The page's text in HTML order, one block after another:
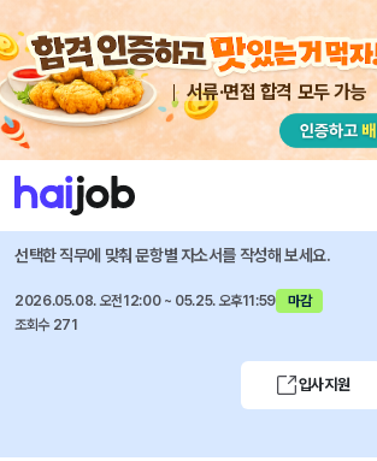
서류·면접 합격 모두 가능
채용공고 자소서 자유항목 자소서 내 작성목록
현대엔지비 즐겨찾기
2026년 6월 체험형 인턴 채용 (교육 운
선택한 직무에 맞춰 문항별 자소서를 작성해 보세요.
2026.05.08. 오전12:00 ~ 05.25. 오후11:59
마감
조회수 271
입사지원